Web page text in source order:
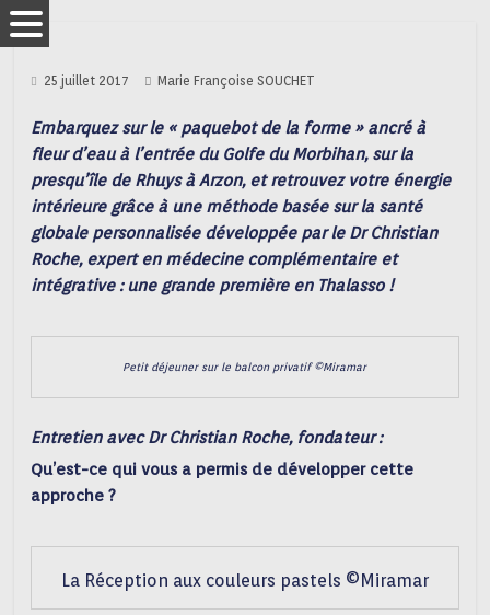
25 juillet 2017 Marie Françoise SOUCHET
Embarquez sur le « paquebot de la forme » ancré à
fleur d’eau à l’entrée du Golfe du Morbihan, sur la
presqu’île de Rhuys à Arzon, et retrouvez votre énergie
intérieure grâce à une méthode basée sur la santé
globale personnalisée développée par le Dr Christian
Roche, expert en médecine complémentaire et
intégrative : une grande première en Thalasso !
Petit déjeuner sur le balcon privatif ©Miramar
Entretien avec Dr Christian Roche, fondateur :
Qu’est-ce qui vous a permis de développer cette
approche ?
La Réception aux couleurs pastels ©Miramar